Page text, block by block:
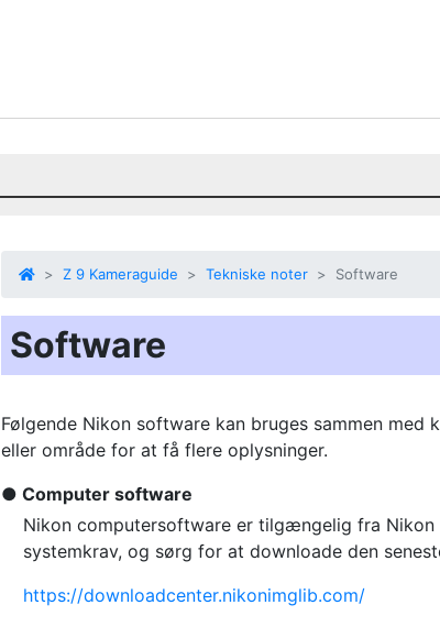
Z 9 Kameraguide Tekniske noter Software
Software
Følgende Nikon software kan bruges sammen
eller område for at få flere oplysninger.
Computer software
Nikon computersoftware er tilgængelig fra Nikon
systemkrav, og sørg for at downloade den
https://downloadcenter.nikonimglib.com/